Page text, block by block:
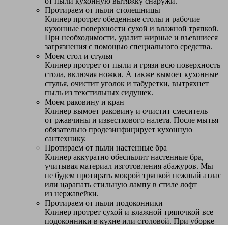
Протираем от пыли столешницы
Клинер протрет обеденные столы и рабочие
кухонные поверхности сухой и влажной тряпкой.
При необходимости, удалит жирные и въевшиеся
загрязнения с помощью специального средства.
Моем стол и стулья
Клинер протрет от пыли и грязи всю поверхность
стола, включая ножки. А также вымоет кухонные
стулья, очистит уголок и табуретки, вытряхнет
пыль из текстильных сидушек.
Моем раковину и кран
Клинер вымоет раковину и очистит смеситель
от ржавчины и известкового налета. После мытья
обязательно продезинфицирует кухонную
сантехнику.
Протираем от пыли настенные бра
Клинер аккуратно обеспылит настенные бра,
учитывая материал изготовления абажуров. Мы
не будем протирать мокрой тряпкой нежный атлас
или царапать стильную лампу в стиле лофт
из нержавейки.
Протираем от пыли подоконники
Клинер протрет сухой и влажной тряпочкой все
подоконники в кухне или столовой. При уборке